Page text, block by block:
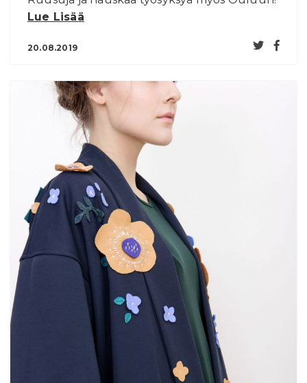
Lue Lisää
20.08.2019